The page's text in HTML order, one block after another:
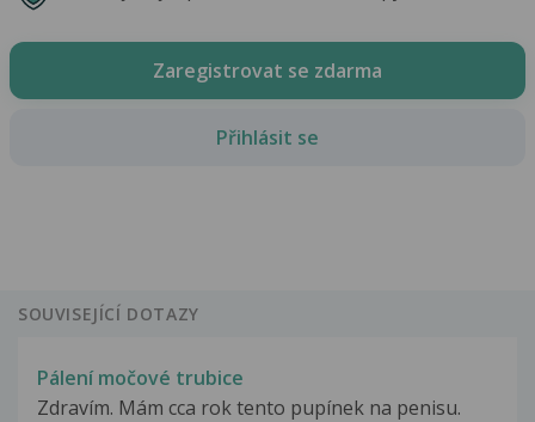
Zaregistrovat se zdarma
Přihlásit se
SOUVISEJÍCÍ DOTAZY
Pálení močové trubice
Zdravím. Mám cca rok tento pupínek na penisu.